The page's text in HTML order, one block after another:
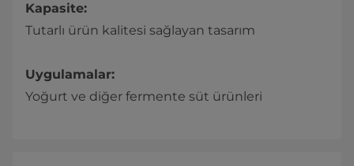
Kapasite:
Tutarlı ürün kalitesi sağlayan tasarım
Uygulamalar:
Yoğurt ve diğer fermente süt ürünleri